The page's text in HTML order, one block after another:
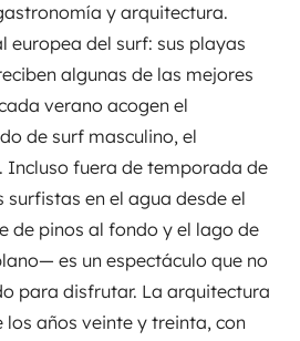
y arquitectura.
europea del surf: sus playas
algunas de las mejores
verano acogen el
de surf masculino, el
Incluso fuera de temporada de
en el agua desde el
de pinos al fondo y el lago de
es un espectáculo que no
para disfrutar. La arquitectura
los años veinte y treinta, con